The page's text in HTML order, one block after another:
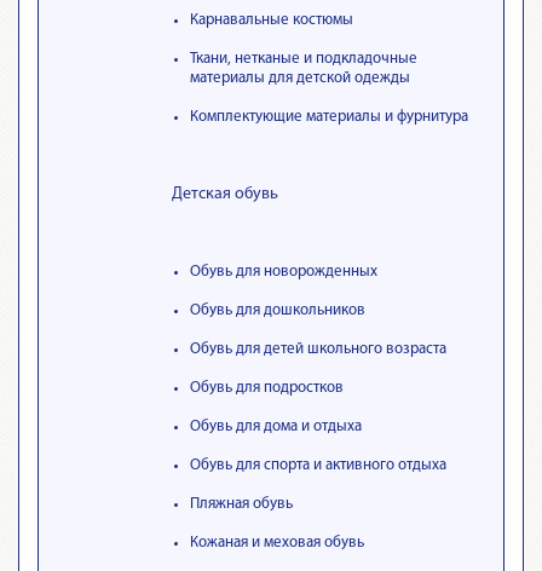
Карнавальные костюмы
Ткани, нетканые и подкладочные
материалы для детской одежды
Комплектующие материалы и фурнитура
Детская обувь
Обувь для новорожденных
Обувь для дошкольников
Обувь для детей школьного возраста
Обувь для подростков
Обувь для дома и отдыха
Обувь для спорта и активного отдыха
Пляжная обувь
Кожаная и меховая обувь